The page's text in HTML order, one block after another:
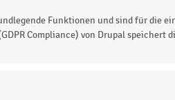
2025)
zu
Funktionen und sind für die
Compliance) von Drupal speichert